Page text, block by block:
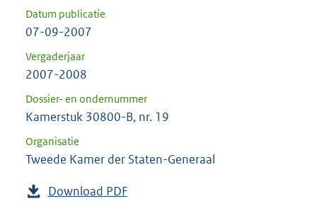
Datum publicatie
07-09-2007
Vergaderjaar
2007-2008
Dossier- en ondernummer
Kamerstuk 30800-B, nr. 19
Organisatie
Tweede Kamer der Staten-Generaal
Download PDF